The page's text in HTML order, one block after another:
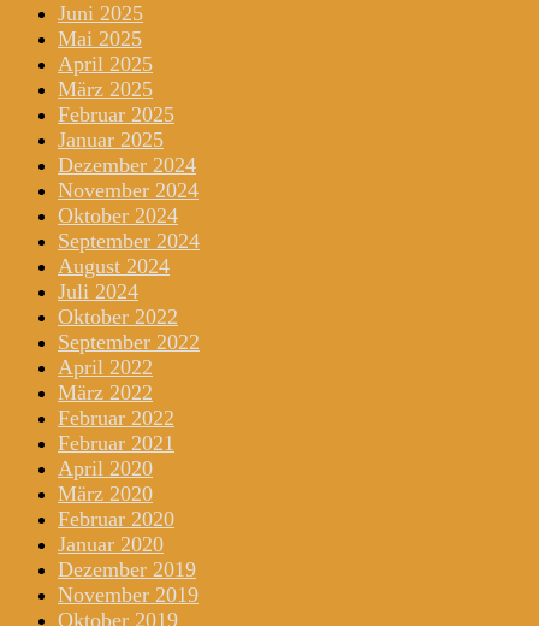
Juni 2025
Mai 2025
April 2025
März 2025
Februar 2025
Januar 2025
Dezember 2024
November 2024
Oktober 2024
September 2024
August 2024
Juli 2024
Oktober 2022
September 2022
April 2022
März 2022
Februar 2022
Februar 2021
April 2020
März 2020
Februar 2020
Januar 2020
Dezember 2019
November 2019
Oktober 2019